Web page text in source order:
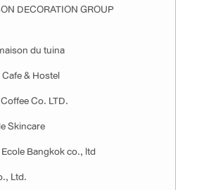
DECORATION GROUP
du tuina
& Hostel
Co. LTD.
Skincare
Bangkok co., ltd
Ltd.